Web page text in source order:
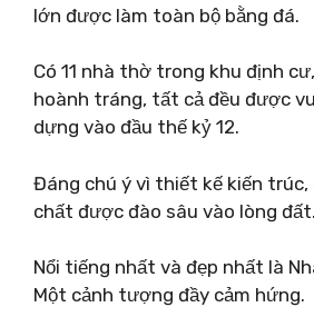
lớn được làm toàn bộ bằng đá.
Có 11 nhà thờ trong khu định
hoành tráng, tất cả đều được
dựng vào đầu thế kỷ 12.
Đáng chú ý vì thiết kế kiến
chất được đào sâu vào lòng đất.
Nổi tiếng nhất và đẹp nhất là
Một cảnh tượng đầy cảm hứng.